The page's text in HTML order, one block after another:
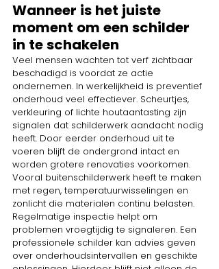
Wanneer is het juiste
moment om een schilder
in te schakelen
Veel mensen wachten tot verf zichtbaar
beschadigd is voordat ze actie
ondernemen. In werkelijkheid is preventief
onderhoud veel effectiever. Scheurtjes,
verkleuring of lichte houtaantasting zijn
signalen dat schilderwerk aandacht nodig
heeft. Door eerder onderhoud uit te
voeren blijft de ondergrond intact en
worden grotere renovaties voorkomen.
Vooral buitenschilderwerk heeft te maken
met regen, temperatuurwisselingen en
zonlicht die materialen continu belasten.
Regelmatige inspectie helpt om
problemen vroegtijdig te signaleren. Een
professionele schilder kan advies geven
over onderhoudsintervallen en geschikte